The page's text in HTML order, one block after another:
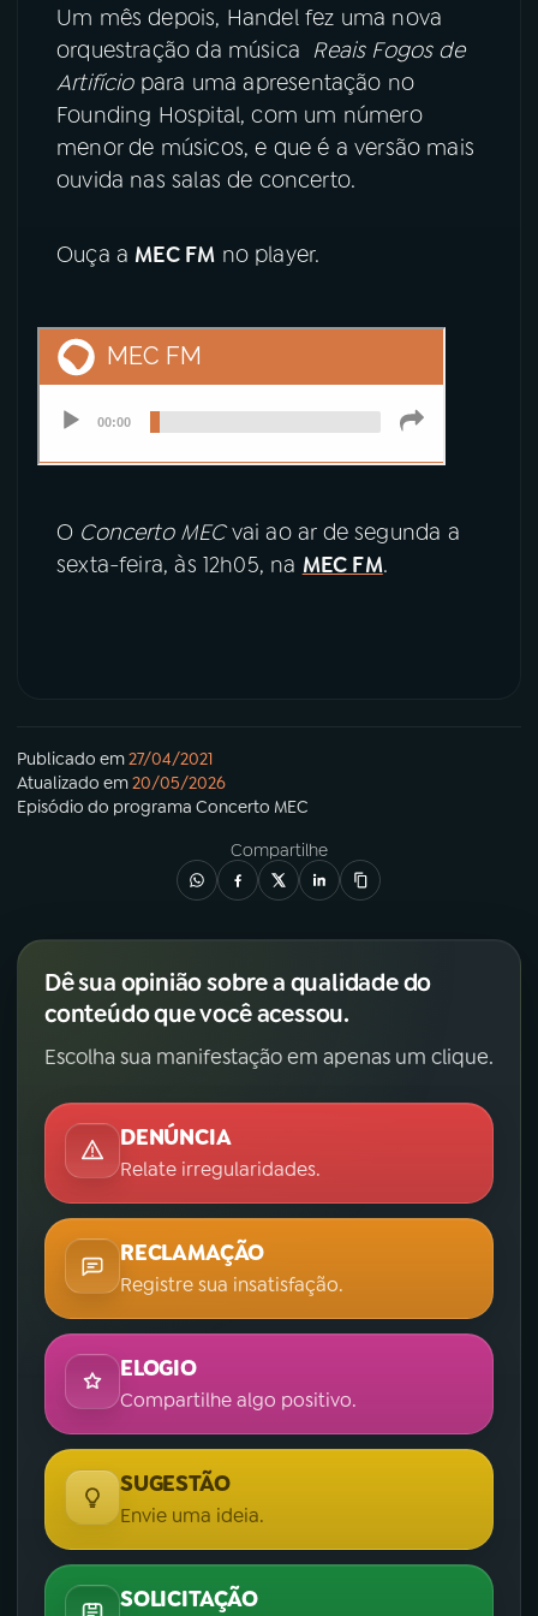
Um mês depois, Handel fez uma nova
orquestração da música Reais Fogos de
Artifíciopara uma apresentação no
Founding Hospital, com um número
menor de músicos, e que é a versão mais
ouvida nas salas de concerto.
Ouça a MEC FM no player.
O Concerto MECvai ao ar de segunda a
sexta-feira, às 12h05, na MEC FM.
Publicado em27/04/2021
Atualizado em20/05/2026
Episódio do programa Concerto MEC
Compartilhe
Dê sua opinião sobre a qualidade do
conteúdo que você acessou.
Escolha sua manifestação em apenas um clique.
DENÚNCIA
Relate irregularidades.
RECLAMAÇÃO
Registre sua insatisfação.
ELOGIO
Compartilhe algo positivo.
SUGESTÃO
Envie uma ideia.
SOLICITAÇÃO